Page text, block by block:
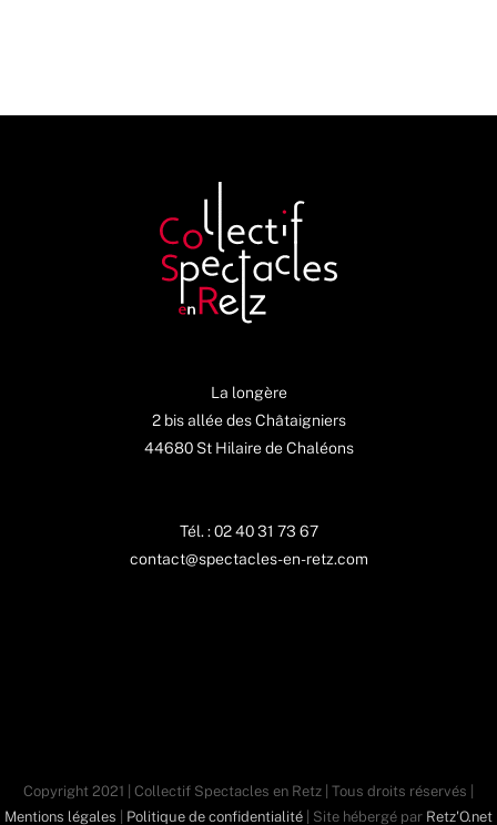
La longère
2 bis allée des Châtaigniers
44680 St Hilaire de Chaléons
Tél. : 02 40 31 73 67
contact@spectacles-en-retz.com
Copyright 2021 | Collectif Spectacles en Retz | Tous droits réservés |
Mentions légales
Politique de confidentialité | Site hébergé par Retz'O.net